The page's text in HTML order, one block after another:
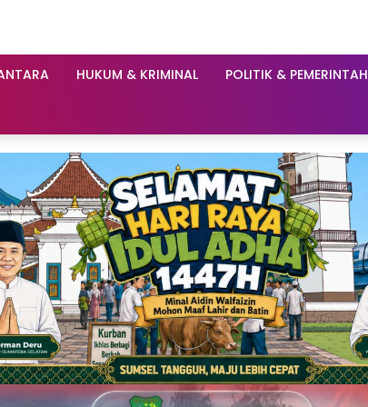
HUKUM & KRIMINAL POLITIK & PEMERINTAH